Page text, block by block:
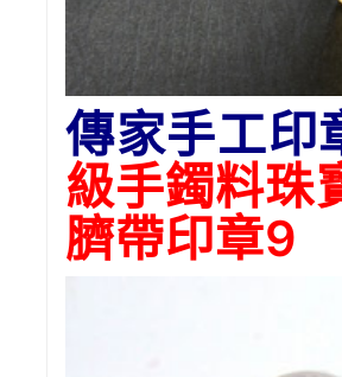
傳家手工印
級手鐲料珠
臍帶印章9